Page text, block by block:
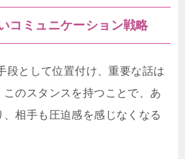
コミュニケーション戦略
段として位置付け、重要な話は
のスタンスを持つことで、あ
相手も圧迫感を感じなくなる